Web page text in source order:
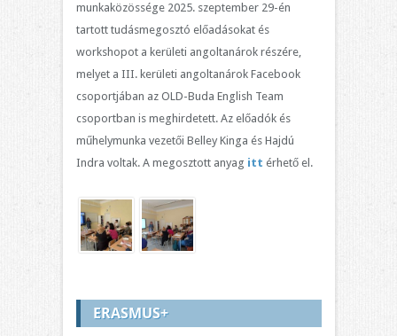
munkaközössége 2025. szeptember 29-én
tartott tudásmegosztó előadásokat és
workshopot a kerületi angoltanárok részére,
melyet a III. kerületi angoltanárok Facebook
csoportjában az OLD-Buda English Team
csoportban is meghirdetett. Az előadók és
műhelymunka vezetői Belley Kinga és Hajdú
Indra voltak. A megosztott anyag itt érhető el.
ERASMUS+